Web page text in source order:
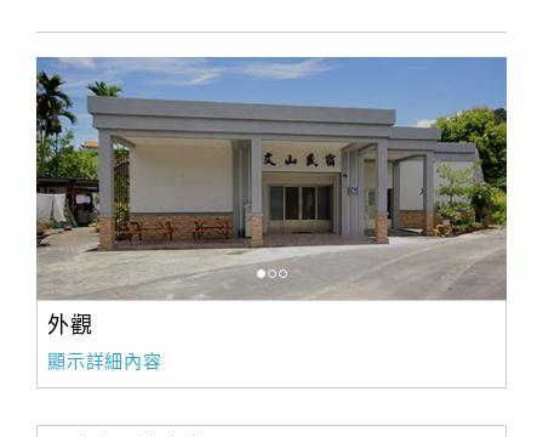
外觀
顯示詳細內容